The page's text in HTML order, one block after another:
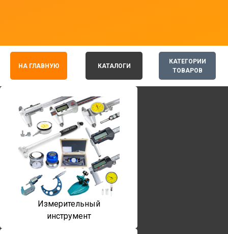
КАТЕГОРИИ
ТОВАРОВ
НА ГЛАВНУЮ КАТАЛОГИ
Измерительный
инструмент